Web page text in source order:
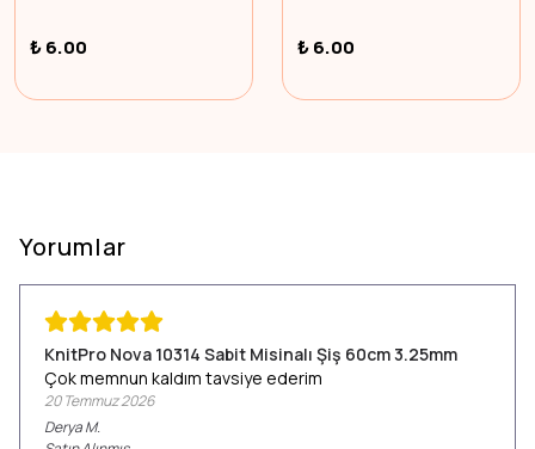
₺ 6.00 ₺ 6.00
Yorumlar
KnitPro Nova 10314 Sabit Misinalı Şiş 60cm 3.25mm
Çok memnun kaldım tavsiye ederim
20 Temmuz 2026
DeryaM.